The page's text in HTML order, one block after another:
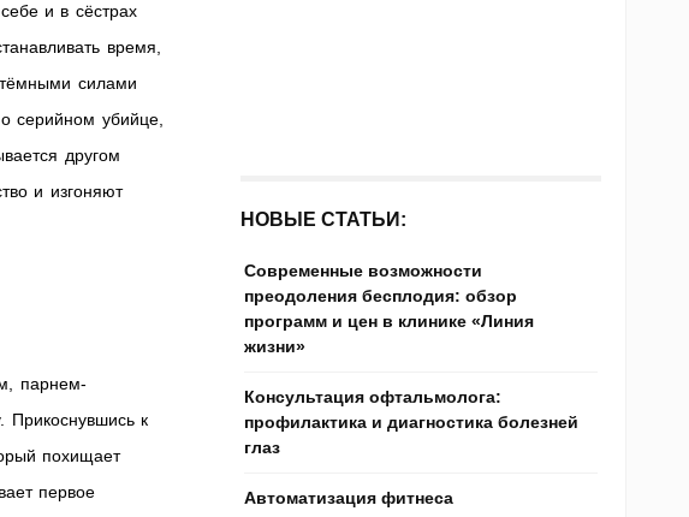
и в сёстрах
время,
силами
серийном убийце,
другом
и изгоняют
парнем-
к
похищает
первое
НОВЫЕ СТАТЬИ:
Современные возможности
преодоления бесплодия: обзор
программ и цен в клинике «Линия
жизни»
Консультация офтальмолога:
профилактика и диагностика болезней
глаз
Автоматизация фитнеса